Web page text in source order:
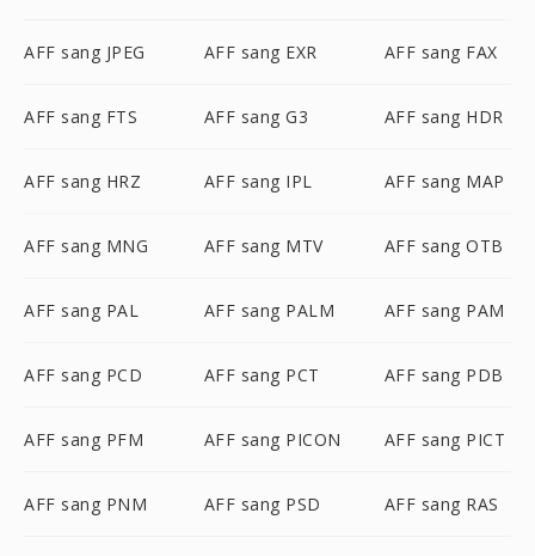
AFF sang JPEG AFF sang EXR AFF sang FAX
AFF sang FTS AFF sang G3 AFF sang HDR
AFF sang HRZ AFF sang IPL AFF sang MAP
AFF sang MNG AFF sang MTV AFF sang OTB
AFF sang PAL AFF sang PALM AFF sang PAM
AFF sang PCD AFF sang PCT AFF sang PDB
AFF sang PFM AFF sang PICON AFF sang PICT
AFF sang PNM AFF sang PSD AFF sang RAS